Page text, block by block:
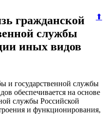
⬆
гражданской
службы
иных видов
и государственной службы
обеспечивается на основе
службы Российской
и функционирования,